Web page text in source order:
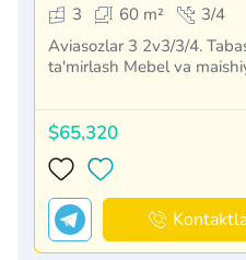
3
60 m²
3/4
Aviasozlar 3 2v3/3/4. Tabassum Yevropa sifatli
$65,320